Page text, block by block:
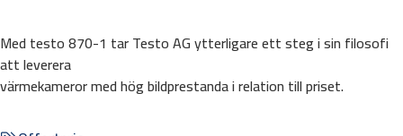
Med testo 870-1 tar Testo AG ytterligare ett steg i sin filosofi
att leverera
värmekameror med hög bildprestanda i relation till priset.